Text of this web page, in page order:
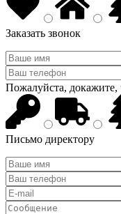
Заказать звонок
Пожалуйста, докажите,
Письмо директору